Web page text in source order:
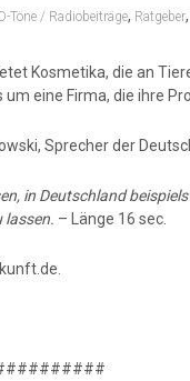
Töne / Radiobeiträge, Ratgeber,
Kosmetika, die an
um eine Firma, die ihre
Sprecher der
in Deutschland
lassen. – Länge 16 sec.